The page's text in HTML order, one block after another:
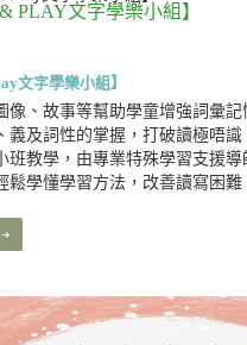
PLAY文字學樂小組】
文字學樂小組】
像、故事等幫助學童增強詞彙
義及詞性的掌握，打破讀極唔識
班教學，由專業特殊學習支援
鬆學懂學習方法，改善讀寫困